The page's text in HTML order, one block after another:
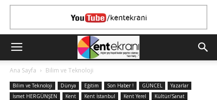
Ana Sayfa Bilim ve Teknoloji
Bilim ve Teknoloji Dünya Eğitim Son Haber ! GÜNCEL
Yazarlar
İsmet HERGÜNŞEN
Kent Kent İstanbul Kent Yerel
Kültür/Sanat